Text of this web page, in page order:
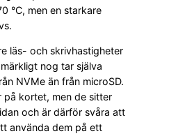
°C, men en starkare
läs- och skrivhastigheter
nog tar själva
NVMe än från microSD.
på kortet, men de sitter
och är därför svåra att
använda dem på ett